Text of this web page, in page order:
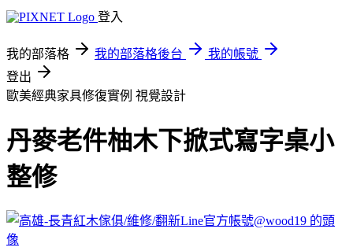
登入
我的部落格 我的部落格後台
我的帳號
登出
歐美經典家具修復實例 視覺設計
丹麥老件柚木下掀式寫字桌小
整修